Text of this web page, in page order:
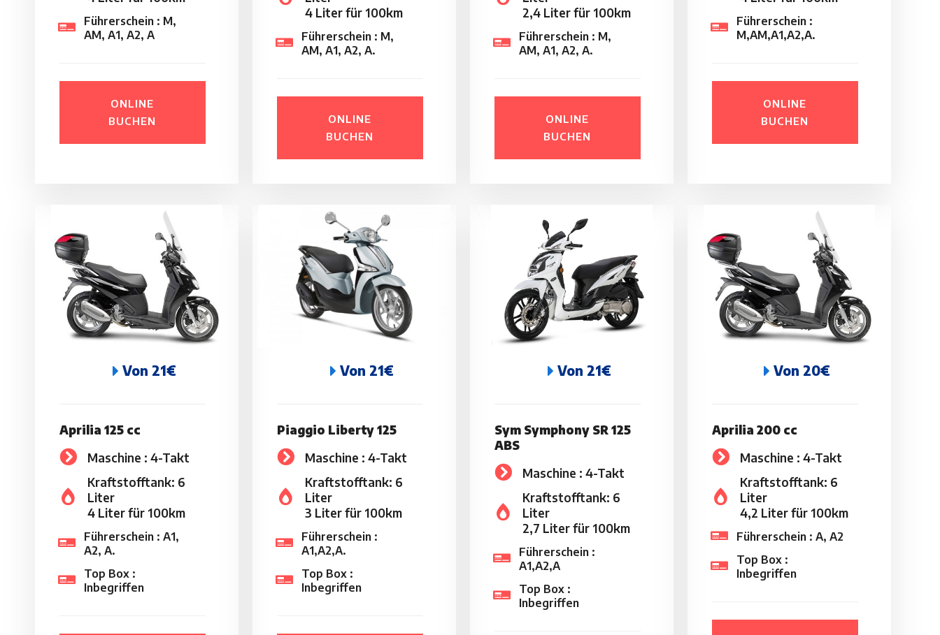
Führerschein : M,
AM, A1, A2, A
ONLINE
BUCHEN
4 Liter für 100km
Führerschein : M,
AM, A1, A2, A.
ONLINE
BUCHEN
2,4 Liter für 100km
Führerschein : M,
AM, A1, A2, A.
ONLINE
BUCHEN
Führerschein :
M,AM,A1,A2,A.
ONLINE
BUCHEN
Von 21€
Aprilia 125 cc
Maschine : 4-Takt
Kraftstofftank: 6
Liter
4 Liter für 100km
Führerschein : A1,
A2, A.
Top Box :
Inbegriffen
Von 21€
Piaggio Liberty 125
Maschine : 4-Takt
Kraftstofftank: 6
Liter
3 Liter für 100km
Führerschein :
A1,A2,A.
Top Box :
Inbegriffen
Von 21€
Sym Symphony SR 125
ABS
Maschine : 4-Takt
Kraftstofftank: 6
Liter
2,7 Liter für 100km
Führerschein :
A1,A2,A
Top Box :
Inbegriffen
Von 20€
Aprilia 200 cc
Maschine : 4-Takt
Kraftstofftank: 6
Liter
4,2 Liter für 100km
Führerschein : A, A2
Top Box :
Inbegriffen